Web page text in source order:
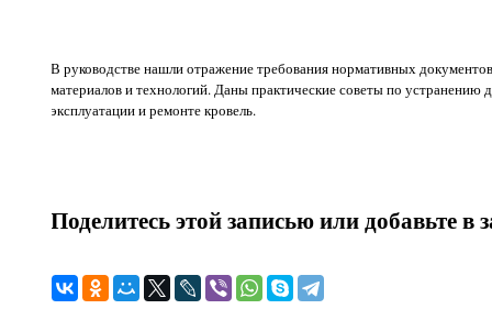
В руководстве нашли отражение требования нормативных
материалов и технологий. Даны практические советы по устранению
эксплуатации и ремонте кровель.
Поделитесь этой записью или добавьте в